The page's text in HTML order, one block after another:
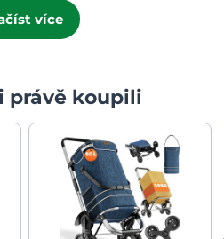
více
právě koupili